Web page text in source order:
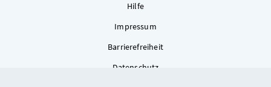
Hilfe
Impressum
Barrierefreiheit
Datenschutz